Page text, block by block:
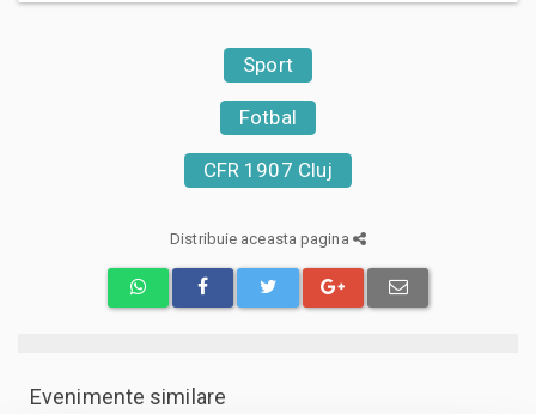
Sport
Fotbal
CFR 1907 Cluj
Distribuie aceasta pagina
Evenimente similare